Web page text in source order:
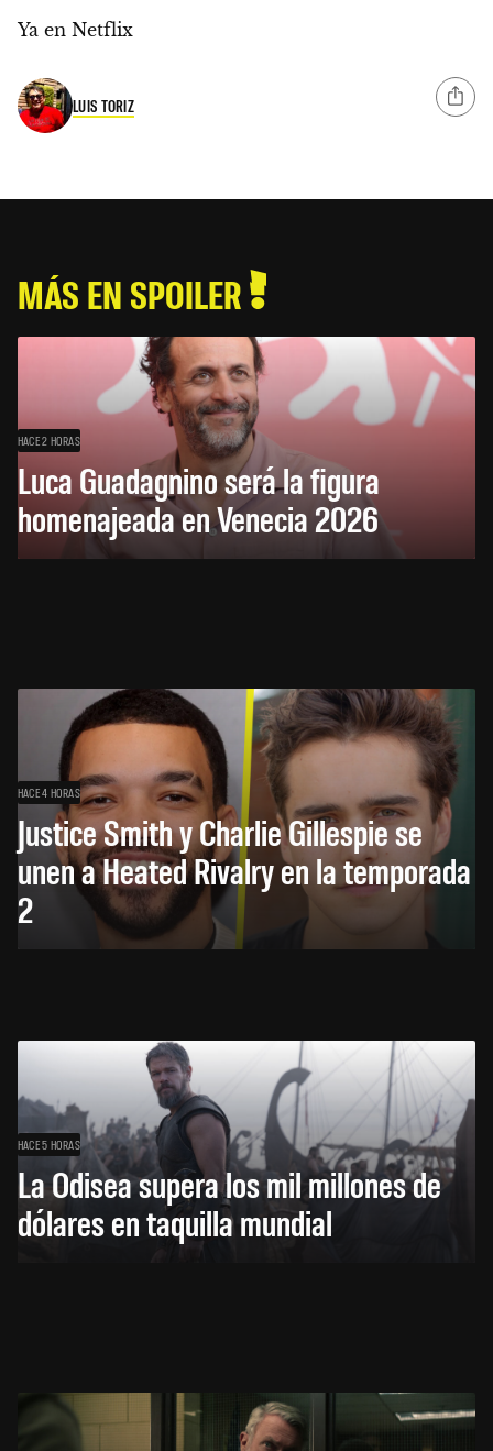
Ya en Netflix
LUIS TORIZ
MÁS EN SPOILER
HACE 2 HORAS
Luca Guadagnino será la figura
homenajeada en Venecia 2026
HACE 4 HORAS
Justice Smith y Charlie Gillespie se
unen a Heated Rivalry en la temporada
2
HACE 5 HORAS
La Odisea supera los mil millones de
dólares en taquilla mundial